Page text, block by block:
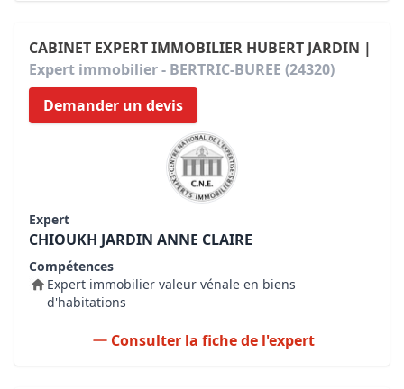
CABINET EXPERT IMMOBILIER HUBERT JARDIN |
Expert immobilier - BERTRIC-BUREE (24320)
Demander un devis
Expert
CHIOUKH JARDIN ANNE CLAIRE
Compétences
Expert immobilier valeur vénale en biens
d'habitations
Consulter la fiche de l'expert